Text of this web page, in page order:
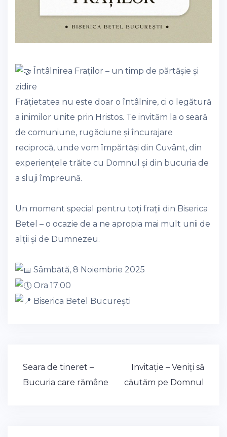
Întâlnirea Fraților – un timp de părtășie și
zidire
Frățietatea nu este doar o întâlnire, ci o legătură
a inimilor unite prin Hristos. Te invităm la o seară
de comuniune, rugăciune și încurajare
reciprocă, unde vom împărtăși din Cuvânt, din
experiențele trăite cu Domnul și din bucuria de
a sluji împreună.
Un moment special pentru toți frații din Biserica
Betel – o ocazie de a ne apropia mai mult unii de
alții și de Dumnezeu.
Sâmbătă, 8 Noiembrie 2025
Ora 17:00
Biserica Betel București
Post
navigation
Seara de tineret –
Bucuria care rămâne
Invitație – Veniți să
căutăm pe Domnul